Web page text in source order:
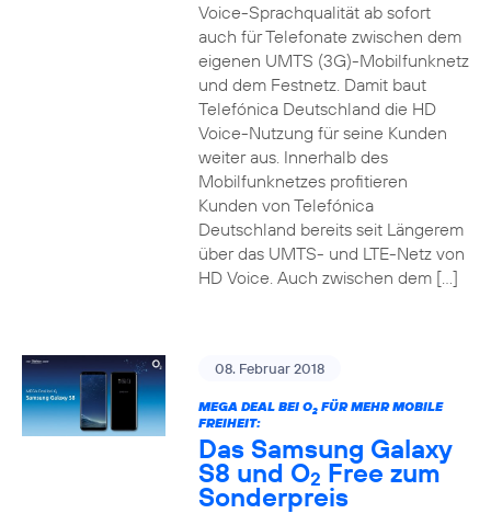
Voice-Sprachqualität ab sofort
auch für Telefonate zwischen dem
eigenen UMTS (3G)-Mobilfunknetz
und dem Festnetz. Damit baut
Telefónica Deutschland die HD
Voice-Nutzung für seine Kunden
weiter aus. Innerhalb des
Mobilfunknetzes profitieren
Kunden von Telefónica
Deutschland bereits seit Längerem
über das UMTS- und LTE-Netz von
HD Voice. Auch zwischen dem […]
08. Februar 2018
MEGA DEAL BEI O2FÜR MEHR MOBILE
FREIHEIT:
Das Samsung Galaxy
S8 und O2 Free zum
Sonderpreis